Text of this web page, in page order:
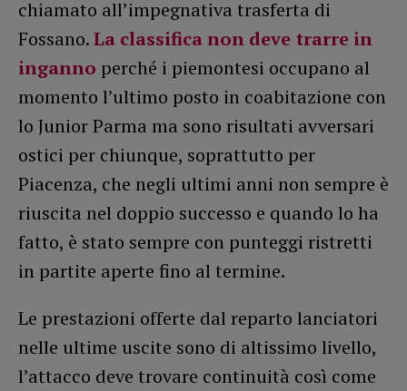
chiamato all’impegnativa trasferta di
Fossano.La classifica non deve trarre in
inganno perché i piemontesi occupano al
momento l’ultimo posto in coabitazione con
lo Junior Parma ma sono risultati avversari
ostici per chiunque, soprattutto per
Piacenza, che negli ultimi anni non sempre è
riuscita nel doppio successo e quando lo ha
fatto, è stato sempre con punteggi ristretti
in partite aperte fino al termine.
Le prestazioni offerte dal reparto lanciatori
nelle ultime uscite sono di altissimo livello,
l’attacco deve trovare continuità così come